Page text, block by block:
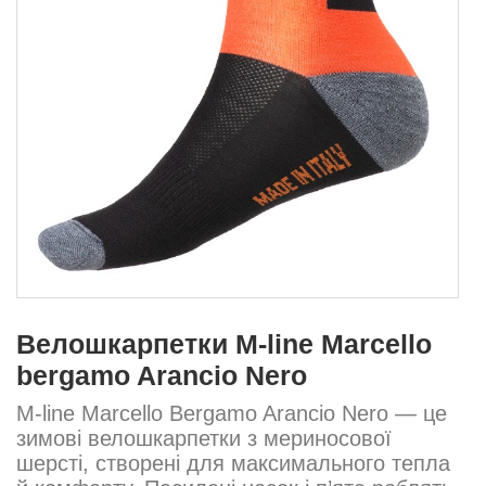
Велошкарпетки M-line Marcello
bergamo Arancio Nero
M-line Marcello Bergamo Arancio Nero — це
зимові велошкарпетки з мериносової
шерсті, створені для максимального тепла